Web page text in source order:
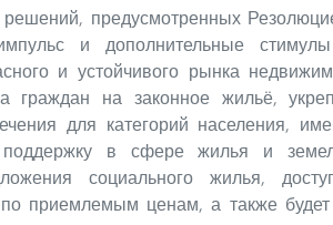
решений, предусмотренных
и дополнительные
и устойчивого рынка
граждан на законное жильё,
для категорий населения,
поддержку в сфере жилья и
социального жилья,
приемлемым ценам, а также будет